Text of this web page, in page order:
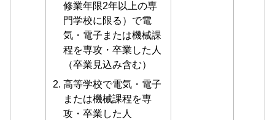
修業年限2年以上の専
門学校に限る）で電
気・電子または機械課
程を専攻・卒業した人
（卒業見込み含む）
高等学校で電気・電子
または機械課程を専
攻・卒業した⼈